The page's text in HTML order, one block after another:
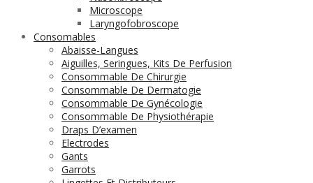
Microscope
Laryngofobroscope
Consomables
Abaisse-Langues
Aiguilles, Seringues, Kits De Perfusion
Consommable De Chirurgie
Consommable De Dermatogie
Consommable De Gynécologie
Consommable De Physiothérapie
Draps D’examen
Electrodes
Gants
Garrots